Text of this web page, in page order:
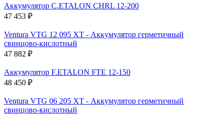
Аккумулятор C.ETALON CHRL 12-200
47 453 ₽
Ventura VTG 12 095 XT - Аккумулятор герметичный
свинцово-кислотный
47 882 ₽
Аккумулятор F.ETALON FTE 12-150
48 450 ₽
Ventura VTG 06 205 XT - Аккумулятор герметичный
свинцово-кислотный